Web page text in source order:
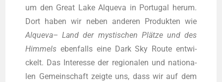
um den Gre­at Lake Alque­va in Por­tu­gal her­um.
Dort haben wir neben ande­ren Pro­duk­ten wie
Alque­va– Land der mys­ti­schen Plät­ze und des
Him­mels eben­falls eine Dark Sky Rou­te ent­wi­
ckelt. Das Inter­es­se der regio­na­len und natio­na­
len Gemein­schaft zeig­te uns, dass wir auf dem